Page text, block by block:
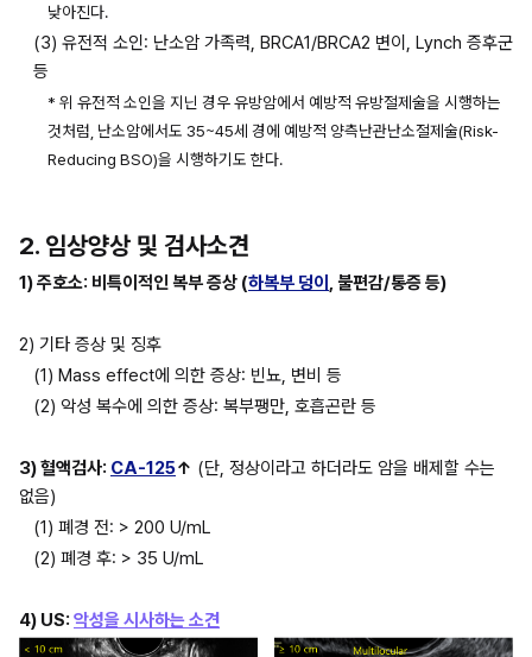
낮아진다.
(3) 유전적 소인: 난소암 가족력, BRCA1/BRCA2 변이, Lynch 증후군
등
* 위 유전적 소인을 지닌 경우 유방암에서 예방적 유방절제술을 시행하는
것처럼, 난소암에서도 35~45세 경에 예방적 양측난관난소절제술(Risk-
Reducing BSO)을 시행하기도 한다.
2. 임상양상 및 검사소견
1) 주호소: 비특이적인 복부 증상 (하복부 덩이 , 불편감/통증 등)
2) 기타 증상 및 징후
(1) Mass effect에 의한 증상: 빈뇨, 변비 등
(2) 악성 복수에 의한 증상: 복부팽만, 호흡곤란 등
3) 혈액검사: CA-125↑ (단, 정상이라고 하더라도 암을 배제할 수는
없음)
(1) 폐경 전: > 200 U/mL
(2) 폐경 후: > 35 U/mL
4) US: 악성을 시사하는 소견